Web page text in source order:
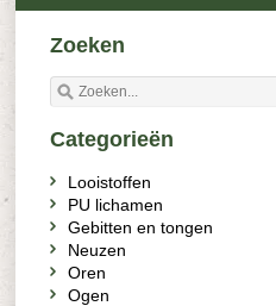
Zoeken
Categorieën
Looistoffen
PU lichamen
Gebitten en tongen
Neuzen
Oren
Ogen